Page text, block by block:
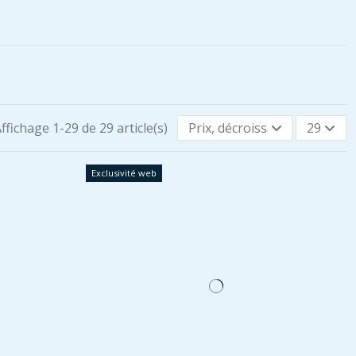
1-29 de 29 article(s) Prix, décroissant 29
Exclusivité web